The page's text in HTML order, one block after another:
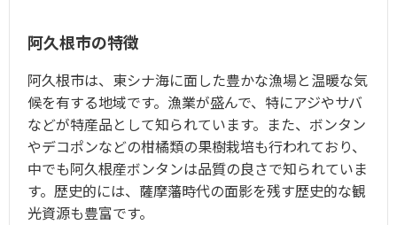
阿久根市の特徴
阿久根市は、東シナ海に面した豊かな漁場と温暖な気
候を有する地域です。漁業が盛んで、特にアジやサバ
などが特産品として知られています。また、ボンタン
やデコポンなどの柑橘類の果樹栽培も行われており、
中でも阿久根産ボンタンは品質の良さで知られていま
す。歴史的には、薩摩藩時代の面影を残す歴史的な観
光資源も豊富です。